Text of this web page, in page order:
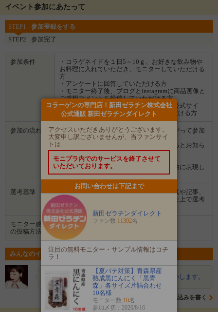
豚コラーゲンペプチド（ゼラチンを含む、国内製造）
＊原材料をご確認の上、食品アレルギーのある方は、ご応募をお避け下
さい。
▼商品の詳細はコチラ
shop=0&pid=101003&cat=100001
イベント参加にあたって
STEP1
参加登録をする
STEP2
参加完了
参加条件
・コラゲネイドを１日5～10ｇ、お好きな飲み物や
お料理に入れていただき、モニターしていただける
方
・アンケートに回答していただける方
・モニター終了後、ブログとInstagramに商品画像と
ご感想コメントを投稿していただける方
・ご投稿の画像やコメントは、販促物や公式サイ
ト、公式SNS等での転用を承諾していただける方
参加の流れ
１．「参加する」ボタンから画面にしたがって参加
します。
２．募集期間の終了後、企業から選ばれるとお知ら
せがあります。
３．企業から商品などが届きます。
４．試していただいた感想や口コミを自由に表現し
て投稿してください。
選考基準
イベント参加により過去に投稿された写真や記事、
応募時のひとことコメントなどを拝見した上で選考
させていただきます。
モニター感想
の投稿方法
ブログ
みんなのイベントの意気込み
Ruka コラーゲン飲みたいです。よろしくお願いします。
意気込みを書く
コラーゲンの専門店！新田ゼラチン株式会社
公式通販 新田ゼラチンダイレクト
アクセスいただきありがとうございます。
大変申し訳ございませんが、当ファンサイ
トは
モニプラ内でのサービスを終了させて
いただいております。
お問い合わせは下記まで
新田ゼラチンダイレクト
ファン数 11392名
注目の無料モニター・サンプル情報はコチ
ラ！
【夏バテ対策】青森県産
熟成黒にんにく「黒青
森」各サイズ片詰合わせ
10名様
モニター数 10名
参加〆切：2026/8/16